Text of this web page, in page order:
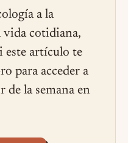
a la
vida cotidiana,
este artículo te
para acceder a
la semana en